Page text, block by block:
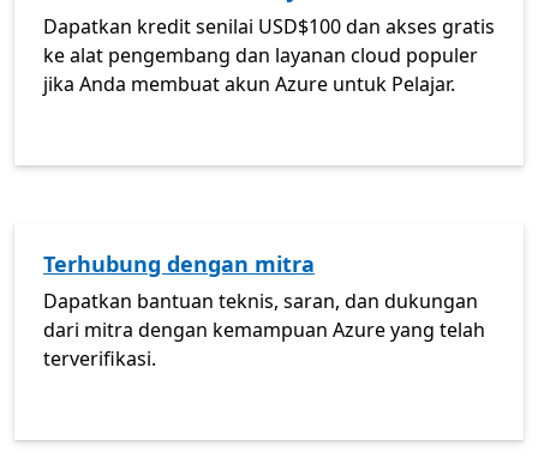
Dapatkan kredit senilai USD$100 dan akses gratis
ke alat pengembang dan layanan cloud populer
jika Anda membuat akun Azure untuk Pelajar.
Terhubung dengan mitra
Dapatkan bantuan teknis, saran, dan dukungan
dari mitra dengan kemampuan Azure yang telah
terverifikasi.